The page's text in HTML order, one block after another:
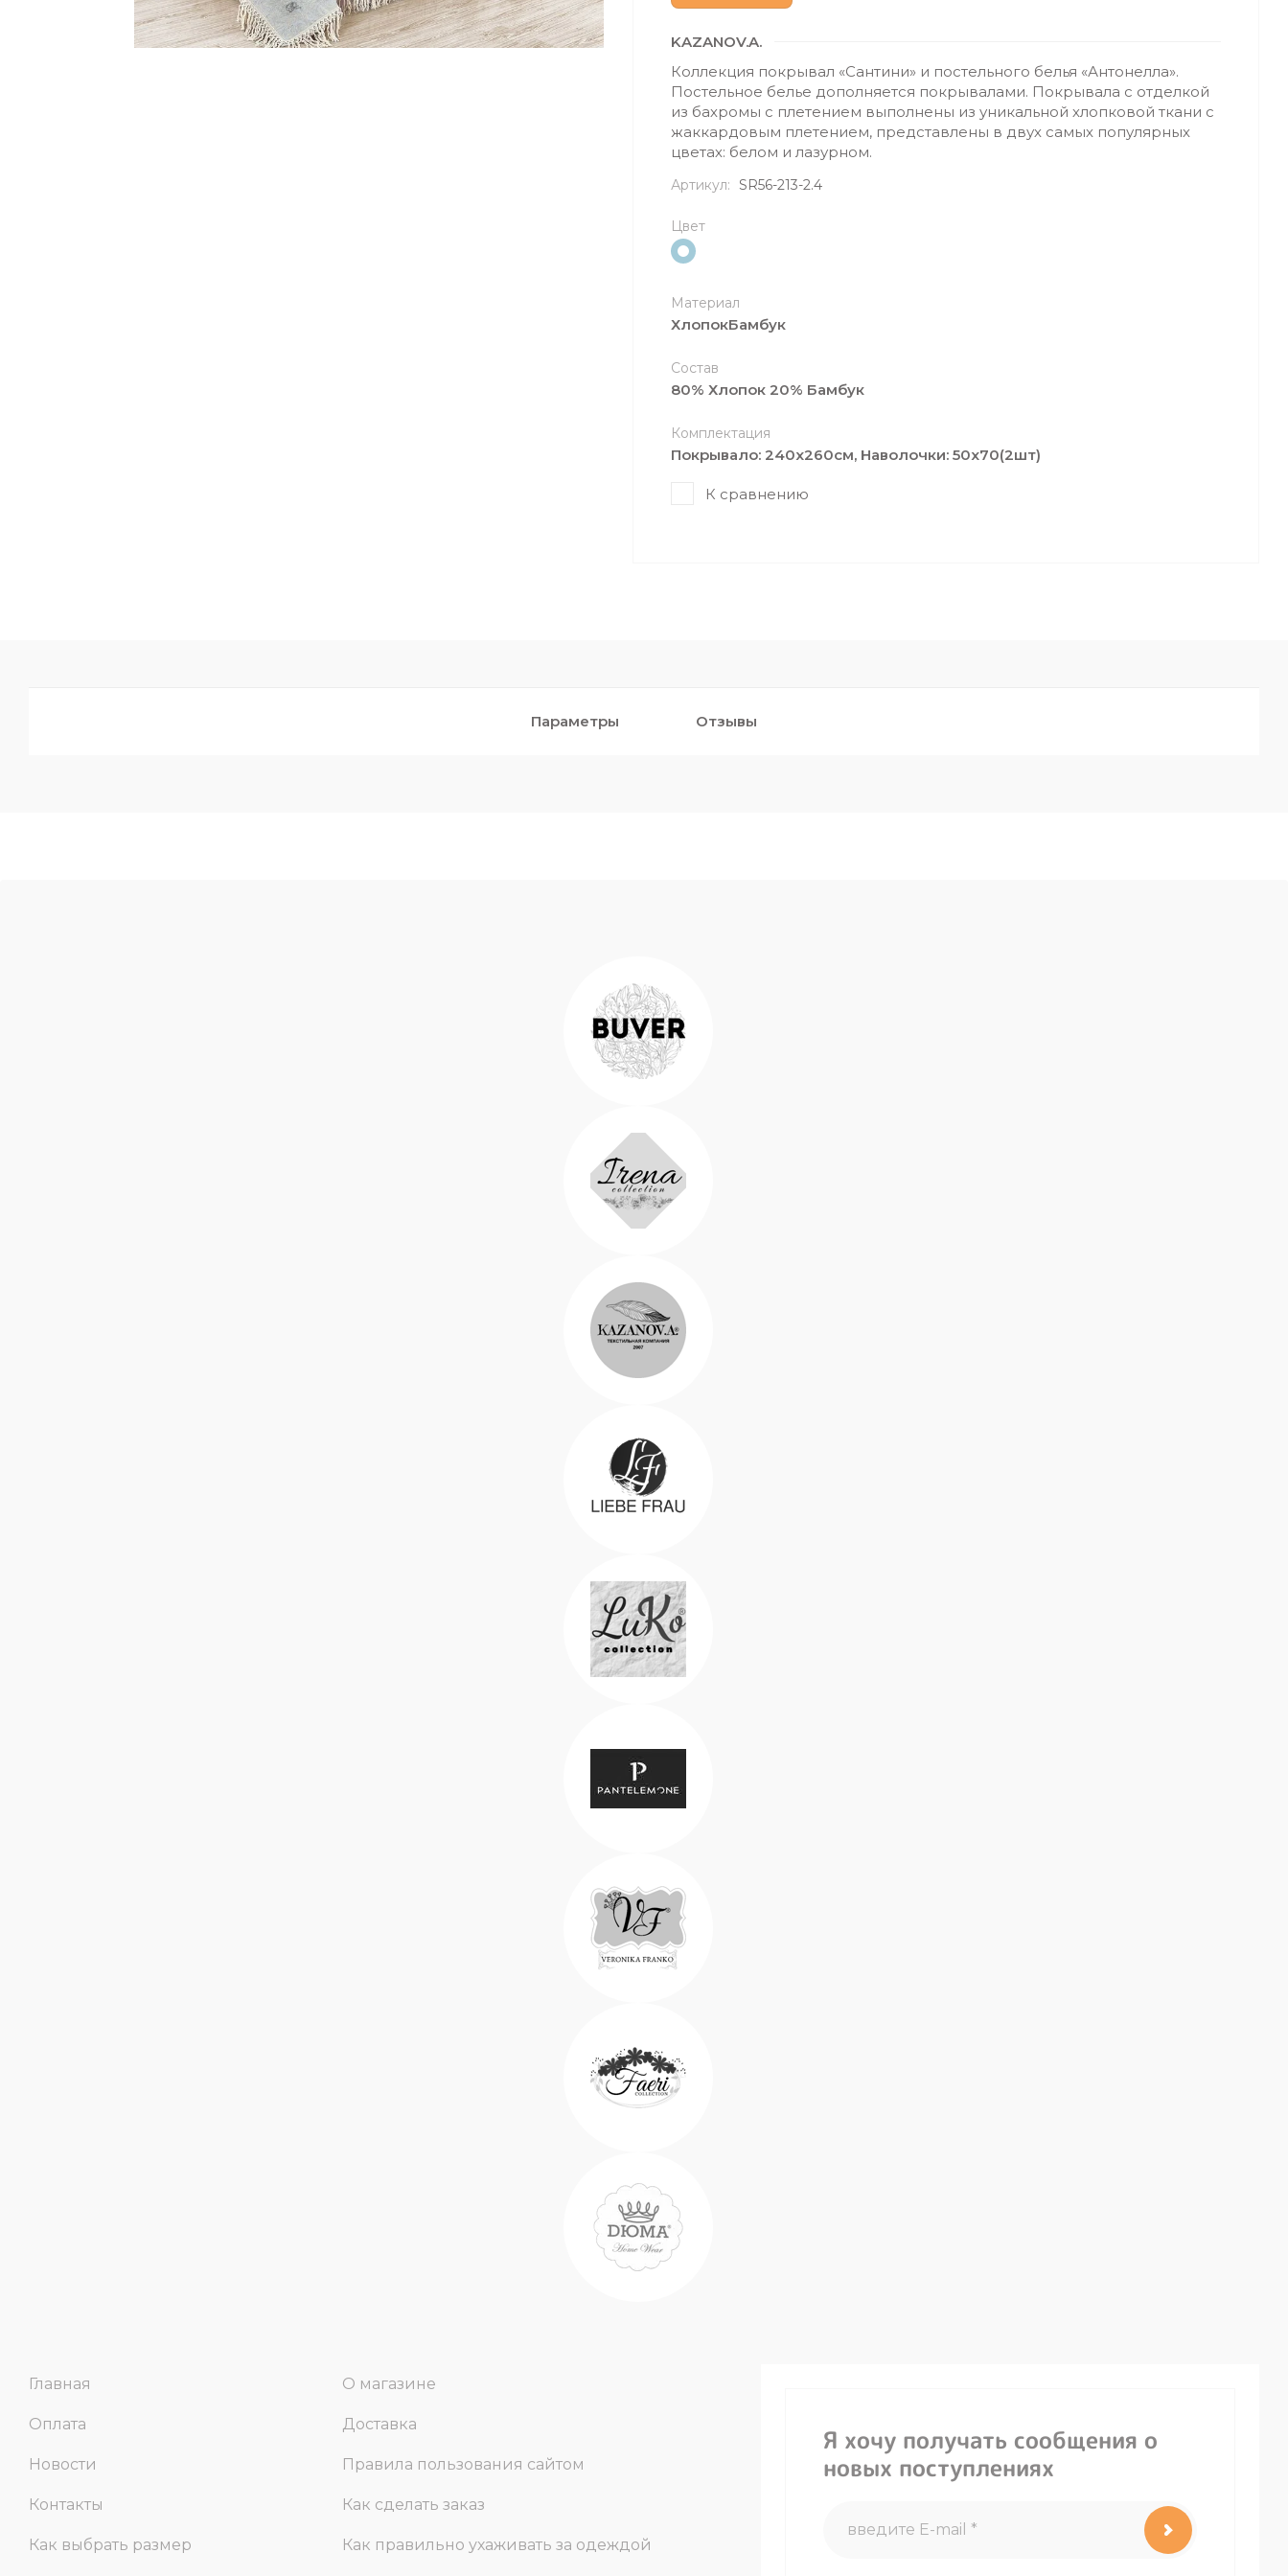
KAZANOV.A.
Коллекция покрывал «Сантини» и постельного белья «Антонелла».
Постельное белье дополняется покрывалами. Покрывала с отделкой
из бахромы с плетением выполнены из уникальной хлопковой ткани с
жаккардовым плетением, представлены в двух самых популярных
цветах: белом и лазурном.
Артикул: SR56-213-2.4
Цвет
Материал
ХлопокБамбук
Состав
80% Хлопок 20% Бамбук
Комплектация
Покрывало: 240x260см, Наволочки: 50х70(2шт)
К сравнению
Параметры Отзывы
Главная О магазине
Оплата Доставка
Новости Правила пользования сайтом
Контакты Как сделать заказ
Как выбрать размер Как правильно ухаживать за одеждой
Я хочу получать сообщения о
новых поступлениях